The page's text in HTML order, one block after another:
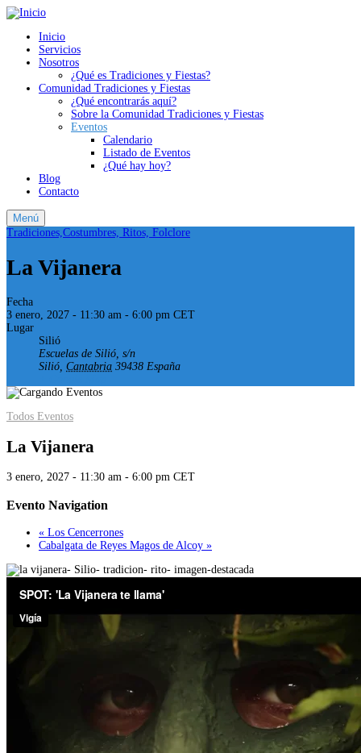
Inicio
Servicios
Nosotros
¿Qué es Tradiciones y Fiestas?
Comunidad Tradiciones y Fiestas
¿Qué encontrarás aquí?
Sobre la Comunidad Tradiciones y Fiestas
Eventos
Calendario
Listado de Eventos
¿Qué hay hoy?
Blog
Contacto
Menú
Tradiciones,Costumbres, Ritos, Folclore
La Vijanera
Fecha
3 enero, 2027 - 11:30 am - 6:00 pm CET
Lugar
Silió
Escuelas de Silió, s/n
Silió Cantabria 39438 España
Todos Eventos
La Vijanera
3 enero, 2027 - 11:30 am - 6:00 pm CET
Evento Navigation
« Los Cencerrones
Cabalgata de Reyes Magos de Alcoy »